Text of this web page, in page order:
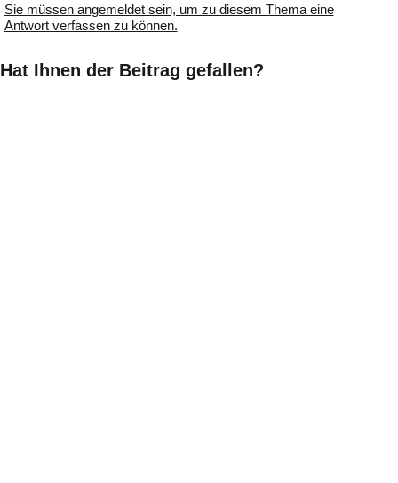
Sie müssen angemeldet sein, um zu diesem Thema eine
Antwort verfassen zu können.
Hat Ihnen der Beitrag gefallen?